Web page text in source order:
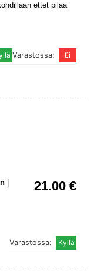
ettet pilaa
Varastossa:
21.00 €
Varastossa: